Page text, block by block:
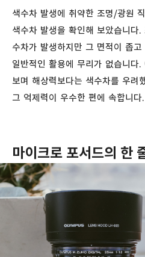
색수차 발생에 취약한 조명/광원
색수차 발생을 확인해 보았습니다
수차가 발생하지만 그 면적이 좁
일반적인 활용에 무리가 없습니다
보며 해상력보다는 색수차를 우려
그 억제력이 우수한 편에 속합니다.
마이크로 포서드의 한